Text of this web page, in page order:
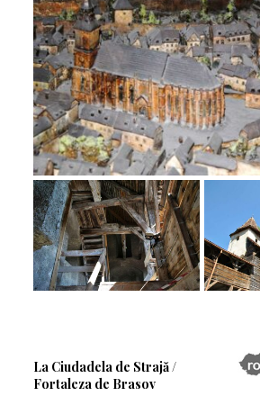
La Ciudadela de Strajă /
Fortaleza de Brasov